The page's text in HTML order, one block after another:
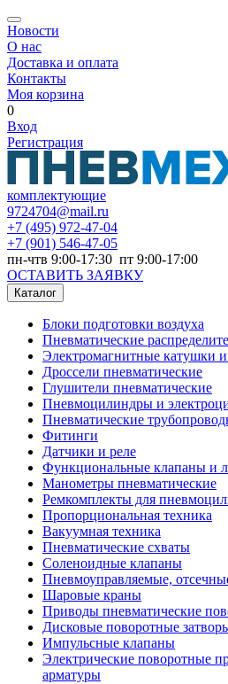
Новости
О нас
Доставка и оплата
Контакты
Моя корзина
0
Вход
Регистрация
комплектующие
9724704@mail.ru
+7 (495) 972-47-04
+7 (901) 546-47-05
пн-чтв 9:00-17:30 пт 9:00-17:00
ОСТАВИТЬ ЗАЯВКУ
Каталог
Блоки подготовки воздуха
Пневматические
Электромагнитные катушки
Дроссели пневматические
Глушители пневматические
Пневмоцилиндры и
Пневматические
Фитинги
Датчики и реле
Функциональные клапаны и
Манометры пневматические
Ремкомплекты для
Пропорциональная техника
Вакуумная техника
Пневматические схваты
Соленоидные клапаны
Пневмоуправляемые,
Шаровые краны
Приводы пневматические
Дисковые поворотные
Импульсные клапаны
Электрические поворотные
арматуры